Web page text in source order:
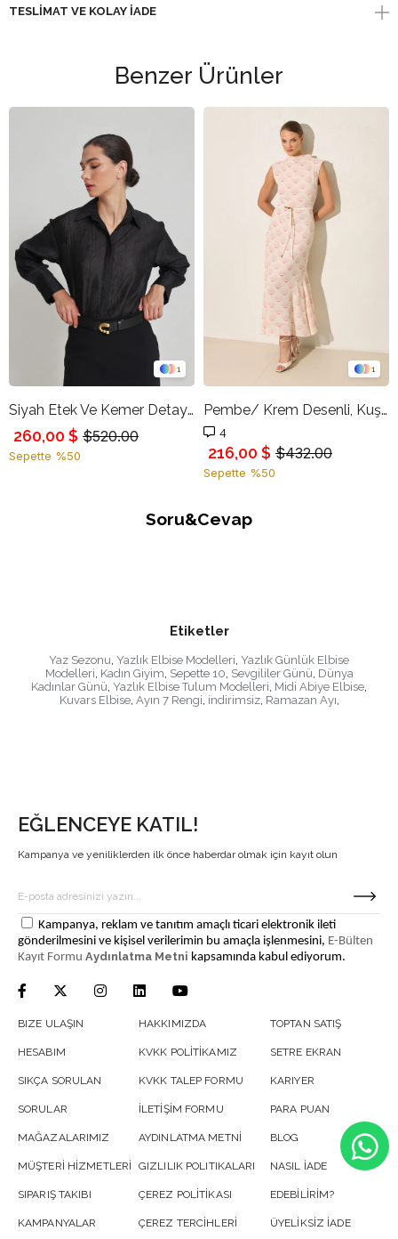
TESLIMAT VE KOLAY İADE
Benzer Ürünler
1
Siyah Etek Ve Kemer Detaylı Rahat Kesim Tam Kalıp Elbise
$520.00
260,00 $
Sepette %50
1
Pembe/ Krem Desenli, Kuşak Detaylı Kolsuz Balıkçı Yaka Uzun Elbise
4
$432.00
216,00 $
Sepette %50
Soru&Cevap
Etiketler
Yaz Sezonu, Yazlık Elbise Modelleri, Yazlık Günlük Elbise
Modelleri, Kadın Giyim, Sepette 10, Sevgililer Günü, Dünya
Kadınlar Günü, Yazlık Elbise Tulum Modelleri, Midi Abiye Elbise,
Kuvars Elbise, Ayın 7 Rengi, indirimsiz, Ramazan Ayı,
EĞLENCEYE KATIL!
Kampanya ve yeniliklerden ilk önce haberdar olmak için kayıt olun
Kampanya, reklam ve tanıtım amaçlı ticari elektronik ileti
gönderilmesini ve kişisel verilerimin bu amaçla işlenmesini, E-Bülten
Kayıt Formu Aydınlatma Metni kapsamında kabul ediyorum.
BIZE ULAŞIN
HESABIM
SIKÇA SORULAN
SORULAR
MAĞAZALARIMIZ
MÜŞTERİ HİZMETLERİ
SIPARIŞ TAKIBI
KAMPANYALAR
HAKKIMIZDA
KVKK POLİTİKAMIZ
KVKK TALEP FORMU
İLETİŞİM FORMU
AYDINLATMA METNİ
GIZLILIK POLITIKALARI
ÇEREZ POLİTİKASI
ÇEREZ TERCİHLERİ
TOPTAN SATIŞ
SETRE EKRAN
KARIYER
PARA PUAN
BLOG
NASIL İADE
EDEBİLİRİM?
ÜYELİKSİZ İADE